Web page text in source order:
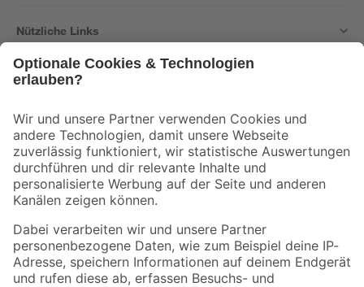
Nützliche Links
Der toom Newsletter: Keine Angebote und Aktionen mehr verpassen!
Zur Newsletter Anmeldung
Folge uns
Zahlungsarten Versandarten